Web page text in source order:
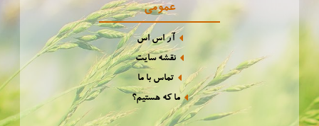
عمومی
آر اس اس
نقشه سایت
تماس با ما
ما که هستیم؟